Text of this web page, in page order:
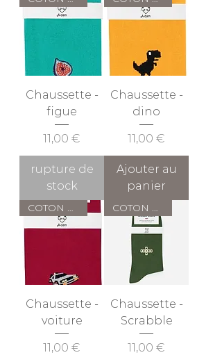
Chaussette -
figue
Prix
11,00 €
rupture de
stock
Chaussette -
dino
Prix
11,00 €
Ajouter au
panier
COTON BIO
Chaussette -
voiture
Prix
11,00 €
COTON BIO
Chaussette -
Scrabble
Prix
11,00 €